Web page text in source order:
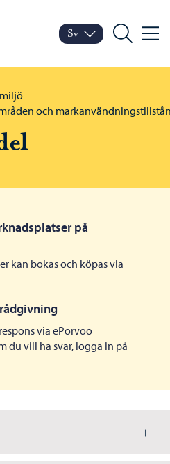
Porvoo – Gå till
Byt språk
Nuvarande språk:
Sv
Sök Meny
och
på
kan bokas och köpas via
via ePorvoo
du vill ha svar, logga in på